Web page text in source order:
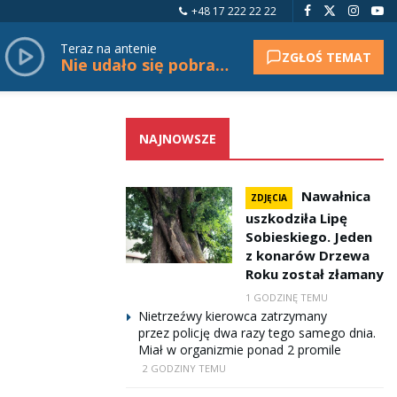
+48 17 222 22 22
Teraz na antenie
Nie udało się pobrać tytułu. ZGŁOŚ TEMAT
NAJNOWSZE
ZDJĘCIA
Nawałnica
uszkodziła Lipę
Sobieskiego. Jeden
z konarów Drzewa
Roku został złamany
1 GODZINĘ TEMU
Nietrzeźwy kierowca zatrzymany
przez policję dwa razy tego samego dnia.
Miał w organizmie ponad 2 promile
2 GODZINY TEMU